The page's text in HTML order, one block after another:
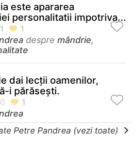
este apararea
personalitatii impotriva...
despre mândrie,
dai lecţii oamenilor,
i părăseşti.
Petre Pandrea (vezi toate)